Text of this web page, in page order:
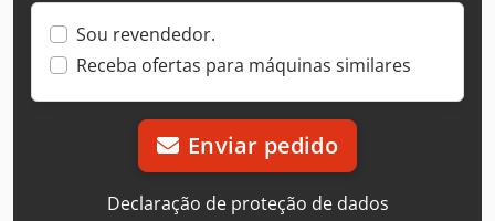
Sou revendedor.
Receba ofertas para máquinas similares
Enviar pedido
Declaração de proteção de dados